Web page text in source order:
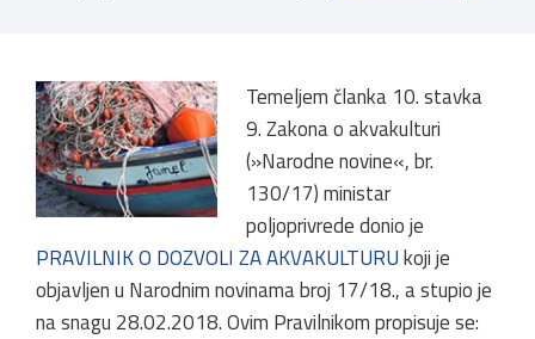
Temeljem članka 10. stavka
9. Zakona o akvakulturi
(»Narodne novine«, br.
130/17) ministar
poljoprivrede donio je
PRAVILNIK O DOZVOLI ZA AKVAKULTURUkoji je
objavljen u Narodnim novinama broj 17/18., a stupio je
na snagu 28.02.2018. Ovim Pravilnikom propisuje se: